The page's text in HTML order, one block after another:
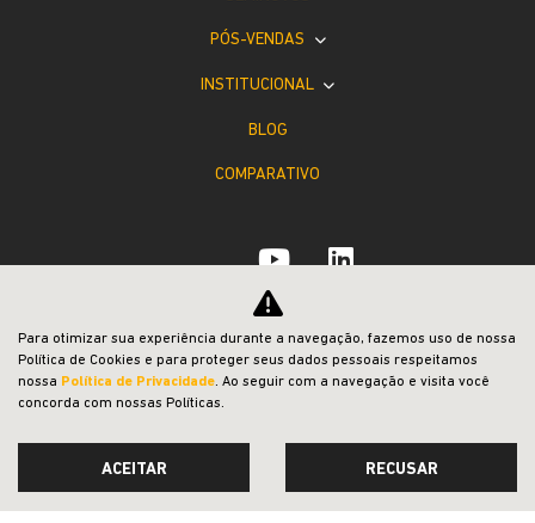
VISITE NOSSAS CONCESSIONÁRIAS
Selecione a concessionária mais próxima a você e
venha nos visitar.
Selecionar uma loja
Jeep Viviani Bauru
Endereço
Para otimizar sua experiência durante a navegação, fazemos uso de nossa
Política de Cookies e para proteger seus dados pessoais respeitamos
nossa Política de Privacidade. Ao seguir com a navegação e visita você
concorda com nossas Políticas.
ACEITAR RECUSAR